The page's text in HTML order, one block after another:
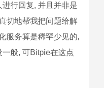
行回复, 并且并非是
切地帮我把问题给解
服务算是稀罕少见的,
般, 可Bitpie在这点